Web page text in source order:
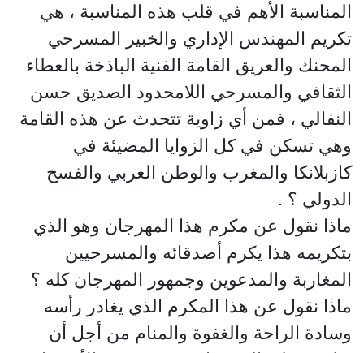
المناسبة الأهم في قلب هذه المناسبة ، هي
تكريم المهندس الإداري والخبير المسرحي
المحنك والعريق القامة الفنية الباذخة بالعطاء
الثقافي والمسرحي اللامحدود الصديق حسن
النفالي ، فمن أي زاوية تتحدث عن هذه القامة
وهي تسكن في كل الزوايا المضيئة في
كازبلانكا والمغرب والوطن العربي والفسح
الدولي ؟ .
ماذا نقول عن مكرم هذا المهرجان وهو الذي
بتكريمه هذا يكرم أصدقائه والمسرحيين
المغاربة والمدعوين وجمهور المهرجان كله ؟
ماذا نقول عن هذا المكرم الذي يغادر رأسه
وسادة الراحة والغفوة والمنام من أجل أن